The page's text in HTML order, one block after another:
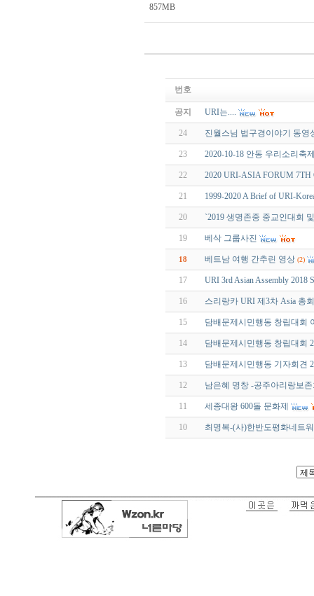
857MB
번호
공지 URI는....
24 진월스님 법구경이야기 동
23 2020-10-18 안동 우리소리축
22 2020 URI-ASIA FORUM 7TH
21 1999-2020 A Brief of URI-
20 `2019 생명존중 중교인대회
19 베삭 그룹사진
18 베트남 여행 간추린 영상 (2)
17 URI 3rd Asian Assembly 2018
16 스리랑카 URI 제3차 Asia 총
15 담배문제시민행동 창립대회
14 담배문제시민행동 창립대회
13 담배문제시민행동 기자회견
12 남은혜 명창 -공주아리랑보
11 세종대왕 600돌 문화제
10 최명복-(사)한반도평화네트